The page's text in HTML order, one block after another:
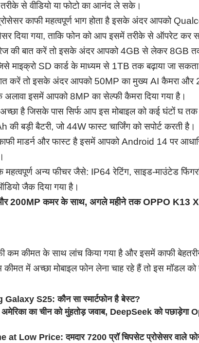
से वीडियो या फोटो का आनंद ले सके।
काफी महत्वपूर्ण भाग होता है इसके अंदर आपको
दिया गया, ताकि फोन को आप इसमें तरीके से ऑपरेट कर
की बात करें तो इसके अंदर आपको 4GB से लेकर 8GB
माइक्रो SD कार्ड के माध्यम से 1TB तक बढ़ाया जा
करें तो इसके अंदर आपको 50MP का मुख्य AI कैमरा और
इसमें आपको 8MP का सेल्फी कैमरा दिया गया है।
है जिसके पास सिर्फ आप इस मोबाइल को कई घंटों घ तक
बड़ी बैटरी, जो 44W फास्ट चार्जिंग को सपोर्ट करती है।
माडर्न और फास्ट है इसमें आपको Android 14 पर
महत्वपूर्ण अन्य फीचर जैसे: IP64 रेटिंग, साइड-माउंटेड
जैक दिया गया है।
200MP कमर के साथ, अगले महीने तक OPPO K13 X
कम कीमत के साथ लांच किया गया है और इसमें काफी
में अच्छा मोबाइल फोन लेना चाह रहे हैं तो इस मॉडल
S25: कौन सा स्मार्टफोन है बेस्ट?
का चीन को मुंहतोड़ जवाब, DeepSeek को पछाड़ेगा
Low Price: दमदार 7200 प्रॉ चिपसेट प्रोसेसर वाले